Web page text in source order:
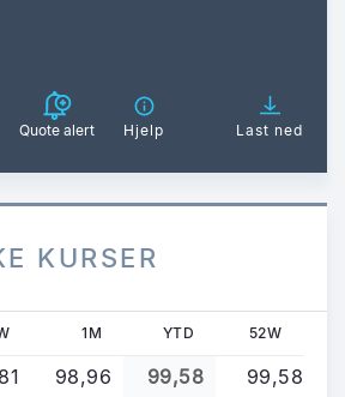
Quote alert Hjelp Last ned
KURSER
1M YTD 52W
98,96 99,58 99,58